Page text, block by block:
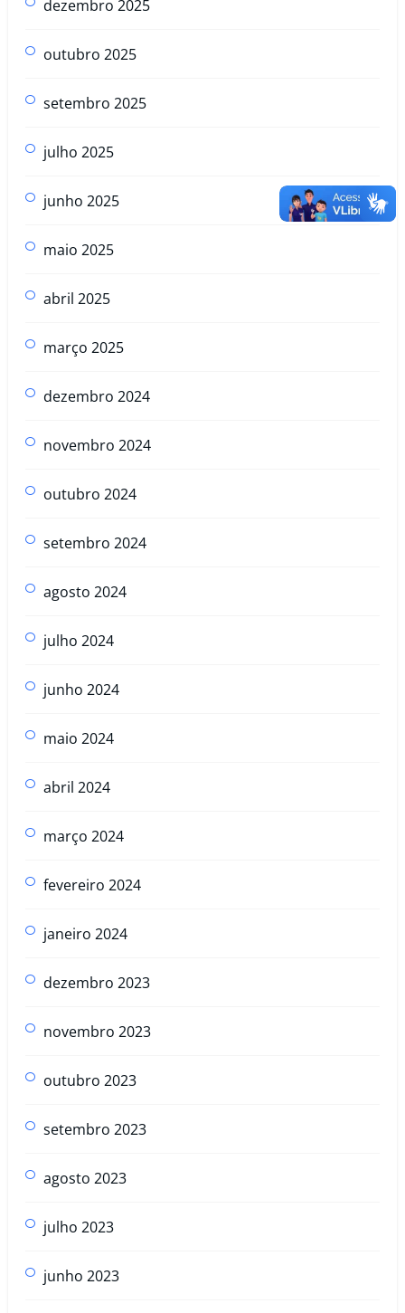
dezembro 2025
outubro 2025
setembro 2025
julho 2025
junho 2025
maio 2025
abril 2025
março 2025
dezembro 2024
novembro 2024
outubro 2024
setembro 2024
agosto 2024
julho 2024
junho 2024
maio 2024
abril 2024
março 2024
fevereiro 2024
janeiro 2024
dezembro 2023
novembro 2023
outubro 2023
setembro 2023
agosto 2023
julho 2023
junho 2023